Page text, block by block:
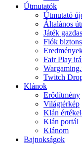
Útmutatók
Útmutató
Általános
Játék
Fiók
Fair Play
Twitch
Klánok
Erődítmény
Világtérkép
Klán
Klán portál
Klánom
Bajnokságok